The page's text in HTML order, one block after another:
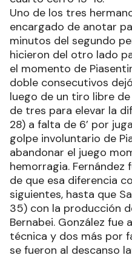
Uno de los tres
encargado de anotar
minutos del segundo
hicieron del otro lado
el momento de
doble consecutivos
luego de un tiro libre
de tres para elevar la
28) a falta de 6’ por
golpe involuntario de
abandonar el juego
hemorragia. Fernández
de que esa diferencia
siguientes, hasta que
35) con la producción
Bernabei. González fue
técnica y dos más por
se fueron al descanso